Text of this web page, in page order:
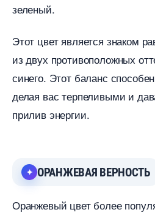
зеленый.
Этот цвет является знаком
из двух противоположных
синего. Этот баланс
делая вас терпеливыми и
прилив энергии.
ОРАНЖЕВАЯ ВЕРНОСТЬ
Оранжевый цвет более